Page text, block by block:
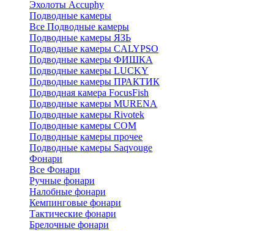
Эхолоты Accuphy
Подводные камеры
Все Подводные камеры
Подводные камеры ЯЗЬ
Подводные камеры CALYPSO
Подводные камеры ФИШКА
Подводные камеры LUCKY
Подводные камеры ПРАКТИК
Подводная камера FocusFish
Подводные камеры MURENA
Подводные камеры Rivotek
Подводные камеры СОМ
Подводные камеры прочее
Подводные камеры Saqvouge
Фонари
Все Фонари
Ручные фонари
Налобные фонари
Кемпинговые фонари
Тактические фонари
Брелочные фонари